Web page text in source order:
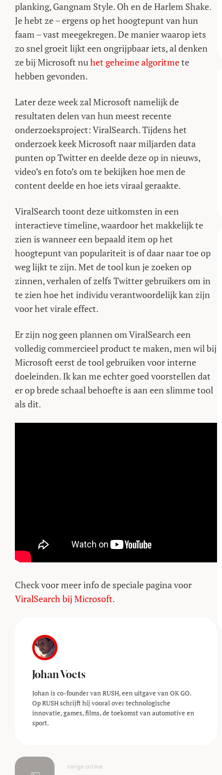
planking, Gangnam Style. Oh en de Harlem Shake.
Je hebt ze – ergens op het hoogtepunt van hun
faam – vast meegekregen. De manier waarop iets
zo snel groeit lijkt een ongrijpbaar iets, al denken
ze bij Microsoft nuhet geheime algoritmete
hebben gevonden.
Later deze week zal Microsoft namelijk de
resultaten delen van hun meest recente
onderzoeksproject: ViralSearch. Tijdens het
onderzoek keek Microsoft naar miljarden data
punten op Twitter en deelde deze op in nieuws,
video’s en foto’s om te bekijken hoe men de
content deelde en hoe iets viraal geraakte.
ViralSearch toont deze uitkomsten in een
interactieve timeline, waardoor het makkelijk te
zien is wanneer een bepaald item op het
hoogtepunt van populariteit is of daar naar toe op
weg lijkt te zijn. Met de tool kun je zoeken op
zinnen, verhalen of zelfs Twitter gebruikers om in
te zien hoe het individu verantwoordelijk kan zijn
voor het virale effect.
Er zijn nog geen plannen om ViralSearch een
volledig commercieel product te maken, men wil bij
Microsoft eerst de tool gebruiken voor interne
doeleinden. Ik kan me echter goed voorstellen dat
er op brede schaal behoefte is aan een slimme tool
als dit.
Check voor meer info de speciale pagina voor
ViralSearch bij Microsoft.
Johan Voets
Johan is co-founder van RUSH, een uitgave van OK GO.
Op RUSH schrijft hij vooral over technologische
innovatie, games, films, de toekomst van automotive en
sport.
Vorige artikel